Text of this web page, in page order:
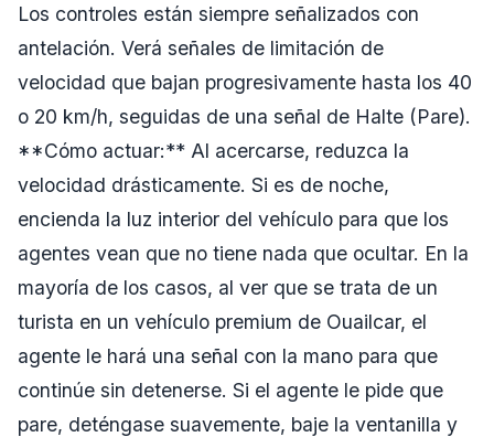
Los controles están siempre señalizados con
antelación. Verá señales de limitación de
velocidad que bajan progresivamente hasta los 40
o 20 km/h, seguidas de una señal de Halte (Pare).
**Cómo actuar:** Al acercarse, reduzca la
velocidad drásticamente. Si es de noche,
encienda la luz interior del vehículo para que los
agentes vean que no tiene nada que ocultar. En la
mayoría de los casos, al ver que se trata de un
turista en un vehículo premium de Ouailcar, el
agente le hará una señal con la mano para que
continúe sin detenerse. Si el agente le pide que
pare, deténgase suavemente, baje la ventanilla y